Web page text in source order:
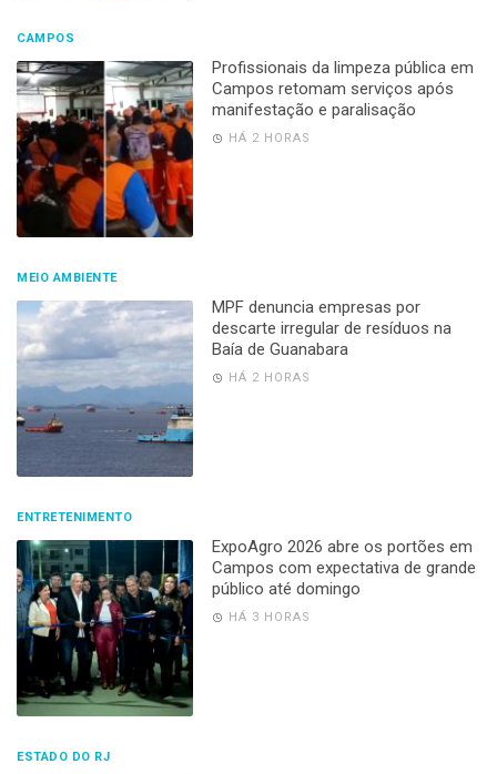
CAMPOS
Profissionais da limpeza pública em
Campos retomam serviços após
manifestação e paralisação
HÁ 2 HORAS
MEIO AMBIENTE
MPF denuncia empresas por
descarte irregular de resíduos na
Baía de Guanabara
HÁ 2 HORAS
ENTRETENIMENTO
ExpoAgro 2026 abre os portões em
Campos com expectativa de grande
público até domingo
HÁ 3 HORAS
ESTADO DO RJ